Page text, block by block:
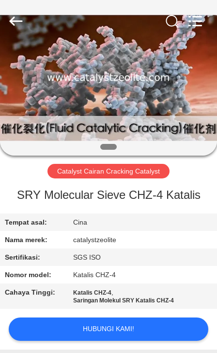
RUMAH
PRODUK
TENTANG
KAMI
TUR
PABRIK
KUALITAS
HUBUNGI
KAMI
BERITA
KASUS
CO.,LTD.
All
Rights
Reserved.
Catalyst Cairan Cracking Catalyst
SRY Molecular Sieve CHZ-4 Katalis
Tempat asal: Cina
Nama merek: catalystzeolite
Sertifikasi: SGS ISO
Nomor model: Katalis CHZ-4
Cahaya Tinggi: Katalis CHZ-4,
Saringan Molekul SRY Katalis CHZ-4
HUBUNGI KAMI!